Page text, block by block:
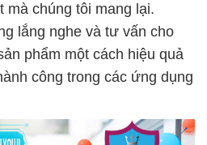
mà chúng tôi mang lại.
lắng nghe và tư vấn cho
phẩm một cách hiệu quả
công trong các ứng dụng